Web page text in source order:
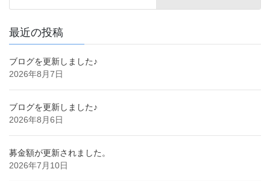
最近の投稿
ブログを更新しました♪
2026年8月7日
ブログを更新しました♪
2026年8月6日
募金額が更新されました。
2026年7月10日